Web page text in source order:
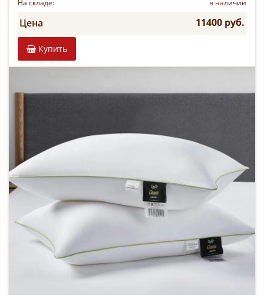
На складе:
в наличии
Цена 11400 руб.
Купить